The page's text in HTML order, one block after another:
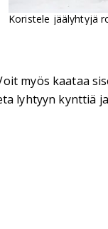
Koristele jäälyhtyjä
myös kaataa
lyhtyyn kynttiä